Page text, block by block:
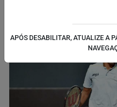
APÓS DESABILITAR, ATUALIZE A